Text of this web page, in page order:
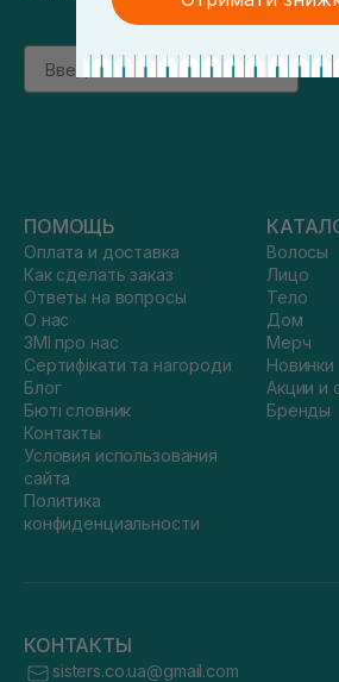
Email
ПОМОЩЬ
Оплата и доставка
Как сделать заказ
Ответы на вопросы
О нас
ЗМІ про нас
Сертифікати та нагороди
Блог
Бюті словник
Контакты
Условия использования
сайта
Политика
конфиденциальности
Волосы
Лицо
Тело
Дом
Мерч
Новинки
Акции и
Бренды
КОНТАКТЫ
sisters.co.ua@gmail.com